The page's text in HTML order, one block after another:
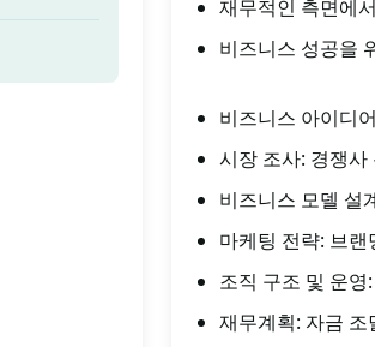
재무적인 측면에
비즈니스 성공을
비즈니스 아이디
시장 조사: 경쟁
비즈니스 모델 설
마케팅 전략: 브
조직 구조 및 운
재무계획: 자금 조